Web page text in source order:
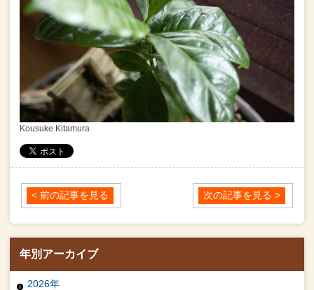
Kousuke Kitamura
< 前の記事を見る 次の記事を見る >
年別アーカイブ
2026年